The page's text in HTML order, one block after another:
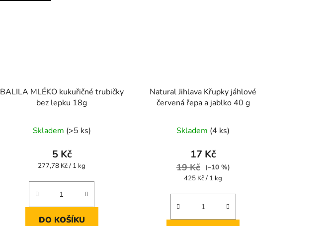
BALILA MLÉKO kukuřičné trubičky
bez lepku 18g
hodnocení
produktu
je
z
hvězdiček.
Skladem (>5 ks)
5 Kč
Měrná
277,78 Kč / 1 kg
DO KOŠÍKU
Natural Jihlava Křupky jáhlové
červená řepa a jablko 40 g
hodnocení
produktu
je
5,0
5
Skladem (4 ks)
17 Kč
19 Kč
(–10 %)
Měrná
425 Kč / 1 kg